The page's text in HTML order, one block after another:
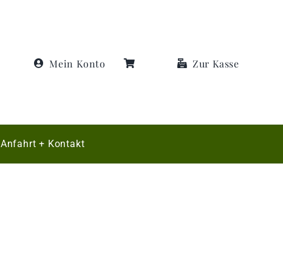
Mein Konto Zur Kasse
Anfahrt + Kontakt